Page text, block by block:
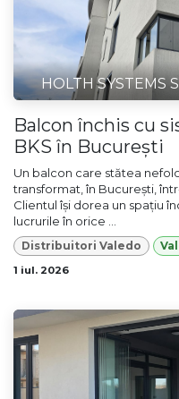
HOLTH SYSTEMS
Balcon închis cu
BKS în București
Un balcon care stătea
transformat, în București,
Clientul își dorea un spațiu
lucrurile în orice ...
Distribuitori Valedo
1 iul. 2026